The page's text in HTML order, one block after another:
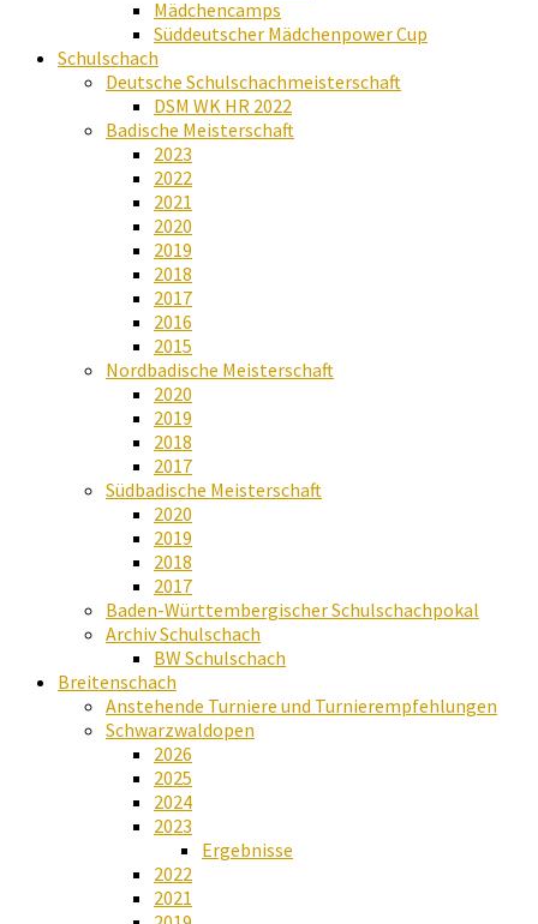
Mädchencamps
Süddeutscher Mädchenpower Cup
Schulschach
Deutsche Schulschachmeisterschaft
DSM WK HR 2022
Badische Meisterschaft
2023
2022
2021
2020
2019
2018
2017
2016
2015
Nordbadische Meisterschaft
2020
2019
2018
2017
Südbadische Meisterschaft
2020
2019
2018
2017
Baden-Württembergischer Schulschachpokal
Archiv Schulschach
BW Schulschach
Breitenschach
Anstehende Turniere und Turnierempfehlungen
Schwarzwaldopen
2026
2025
2024
2023
Ergebnisse
2022
2021